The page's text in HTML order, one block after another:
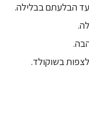
הבלעתם בבלילה.